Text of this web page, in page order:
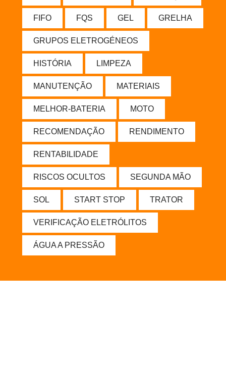
FIFO FQS GEL GRELHA
GRUPOS ELETROGÉNEOS
HISTÓRIA LIMPEZA
MANUTENÇÃO MATERIAIS
MELHOR-BATERIA MOTO
RECOMENDAÇÃO RENDIMENTO
RENTABILIDADE
RISCOS OCULTOS SEGUNDA MÃO
SOL START STOP TRATOR
VERIFICAÇÃO ELETRÓLITOS
ÁGUA A PRESSÃO